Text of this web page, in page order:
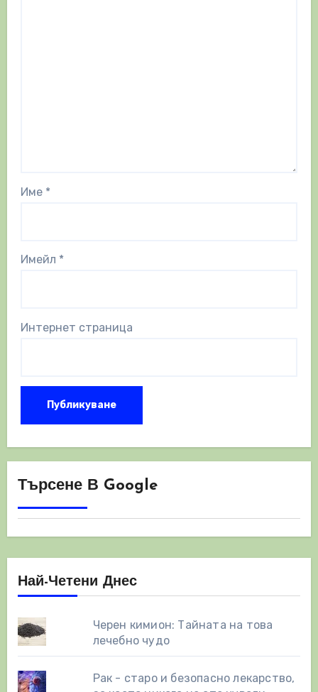
Име *
Имейл *
Интернет страница
Търсене В Google
Най-Четени Днес
Черен кимион: Тайната на това
лечебно чудо
Рак - старо и безопасно лекарство,